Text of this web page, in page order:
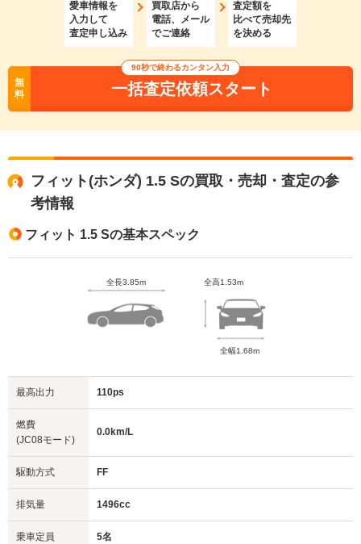
愛車情報を
入力して
査定申し込み
買取店から
電話、メール
でご連絡
査定額を
比べて売却先
を決める
無
料
90秒で終わるカンタン入力
一括査定依頼スタート
フィット(ホンダ) 1.5 Sの買取・売却・査定の参
考情報
フィット 1.5 Sの基本スペック
全長3.85m 全高1.53m
全幅1.68m
最高出力 110ps
燃費
(JC08モード)
0.0km/L
駆動方式 FF
排気量 1496cc
乗車定員 5名